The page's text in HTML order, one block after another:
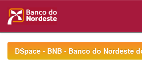
navigationDSpace - BNB - Banco do Nordeste